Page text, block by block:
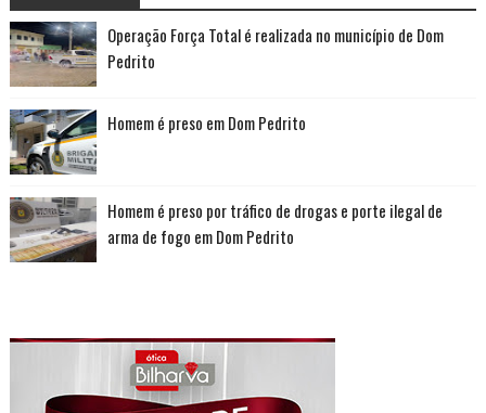
Operação Força Total é realizada no município de Dom
Pedrito
Homem é preso em Dom Pedrito
Homem é preso por tráfico de drogas e porte ilegal de
arma de fogo em Dom Pedrito